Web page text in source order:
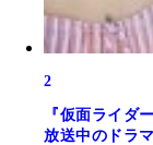
2
『仮面ライダ
放送中のドラ